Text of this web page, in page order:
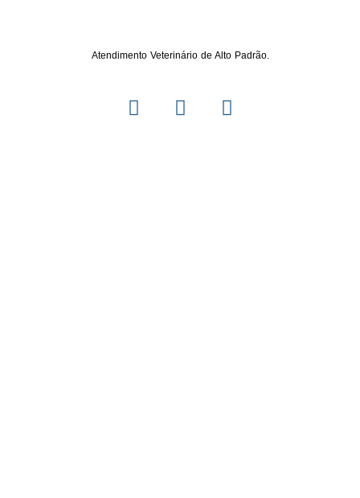
Atendimento Veterinário de Alto Padrão.